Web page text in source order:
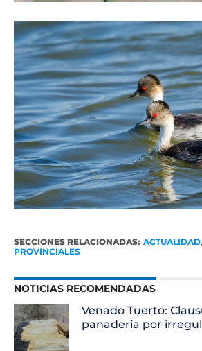
SECCIONES RELACIONADAS: ACTUALIDAD,
PROVINCIALES
NOTICIAS RECOMENDADAS
Venado Tuerto:
panadería por